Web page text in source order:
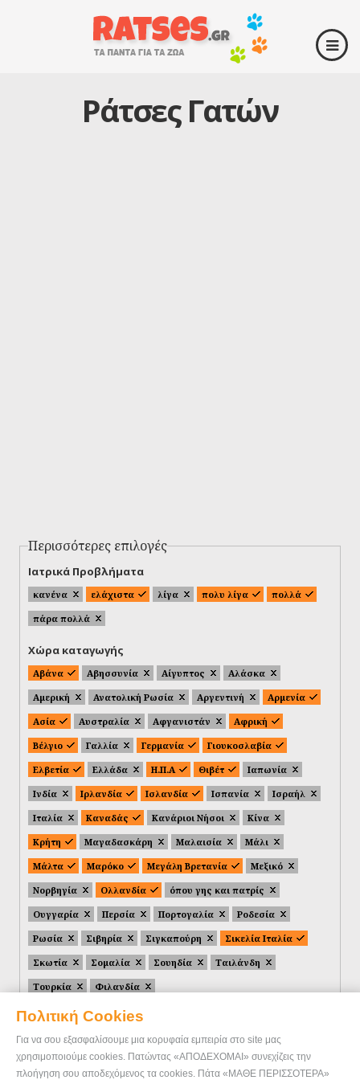
Πολιτική Cookies
Για να σου εξασφαλίσουμε μια κορυφαία εμπειρία στο site μας
χρησιμοποιούμε cookies. Πατώντας «ΑΠΟΔΕΧΟΜΑΙ» συνεχίζεις την
πλοήγηση σου αποδεχόμενος τα cookies. Πάτα «ΜΑΘΕ ΠΕΡΙΣΣΟΤΕΡΑ»
Ράτσες Γατών
Περισσότερες επιλογές
Ιατρικά Προβλήματα
κανένα ελάχιστα λίγα πολυ λίγα
πολλά
πάρα πολλά
Χώρα καταγωγής
Αβάνα Αβησσυνία Αίγυπτος
Αλάσκα
Αμερική
Ανατολική Ρωσία Αργεντινή
Αρμενία
Ασία
Αυστραλία Αφγανιστάν
Αφρική
Βέλγιο
Γαλλία Γερμανία
Γιουκοσλαβία
Ελβετία
Ελλάδα Η.Π.Α Θιβέτ
Ιαπωνία
Ινδία
Ιρλανδία Ισλανδία Ισπανία
Ισραήλ
Ιταλία
Καναδάς Κανάριοι Νήσοι
Κίνα
Κρήτη
Μαγαδασκάρη Μαλαισία
Μάλι
Μάλτα
Μαρόκο Μεγάλη Βρετανία
Μεξικό
Νορβηγία
Ολλανδία
όπου γης και πατρίς
Ουγγαρία
Περσία Πορτογαλία
Ροδεσία
Ρωσία
Σιβηρία Σιγκαπούρη
Σικελία Ιταλία
Σκωτία
Σομαλία Σουηδία
Ταιλάνδη
Τουρκία
Φιλανδία